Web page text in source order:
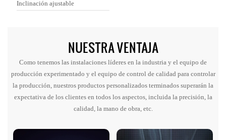
Inclinación ajustable
NUESTRA VENTAJA
Como tenemos las instalaciones líderes en la industria y el equipo de
producción experimentado y el equipo de control de calidad para controlar
la producción, nuestros productos personalizados terminados superarán la
expectativa de los clientes en todos los aspectos, incluida la precisión, la
calidad, la mano de obra, etc.